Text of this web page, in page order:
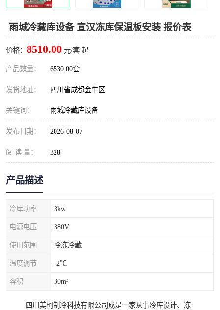
雨城冷藏库设备 宣汉冻库保温板安装 报价表
价格： 8510.00 元/套 起
产品数量： 6530.00套
发货地址： 四川省成都金牛区
关键词： 雨城冷藏库设备
发布日期： 2026-08-07
阅 读 量： 328
产品描述
冷库功率 3kw
电源电压 380V
使用范围 冷冻冷藏
温度调节 -2℃
容积 30m³
四川美柯制冷科技有限公司成是一家从事冷库设计、冻